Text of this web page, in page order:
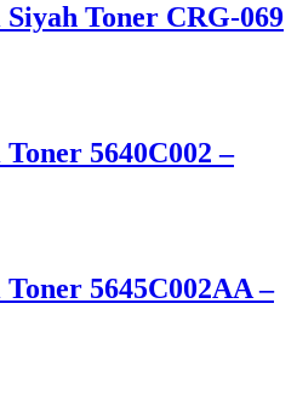
Toner CRG-069
5640C002 –
5645C002AA –